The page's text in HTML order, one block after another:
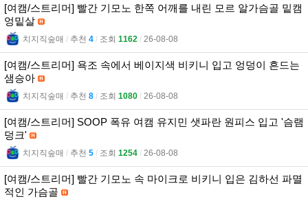
[여캠/스트리머] 빨간 기모노 한쪽 어깨를 내린 모르 알가슴골 밑캠
엉밑살
치지직숲매 l 추천 4 l 조회 1162 l 26-08-08
[여캠/스트리머] 욕조 속에서 베이지색 비키니 입고 엉덩이 흔드는
샘승아
치지직숲매 l 추천 8 l 조회 1080 l 26-08-08
[여캠/스트리머] SOOP 폭유 여캠 유지민 샛파란 원피스 입고 '슴램
덩크'
치지직숲매 l 추천 5 l 조회 1254 l 26-08-08
[여캠/스트리머] 빨간 기모노 속 마이크로 비키니 입은 김하선 파멸
적인 가슴골